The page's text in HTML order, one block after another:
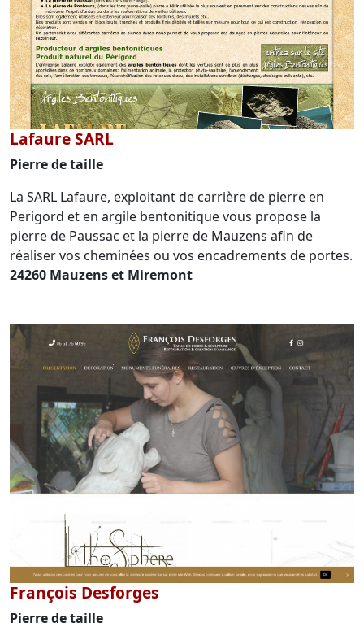
Lafaure SARL
Pierre de taille
La SARL Lafaure, exploitant de carrière de pierre en
Perigord et en argile bentonitique vous propose la
pierre de Paussac et la pierre de Mauzens afin de
réaliser vos cheminées ou vos encadrements de portes.
24260 Mauzens et Miremont
François Desforges
Pierre de taille